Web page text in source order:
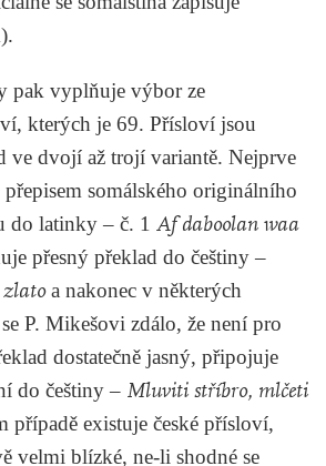
pak vyplňuje výbor ze
kterých je 69. Přísloví jsou
ve dvojí až trojí variantě. Nejprve
přepisem somálského originálního
do latinky – č. 1 Af daboolan waa
přesný překlad do češtiny –
zlatoa nakonec v některých
P. Mikešovi zdálo, že není pro
dostatečně jasný, připojuje
do češtiny – Mluviti stříbro, mlčeti
případě existuje české přísloví,
velmi blízké, ne-li shodné se